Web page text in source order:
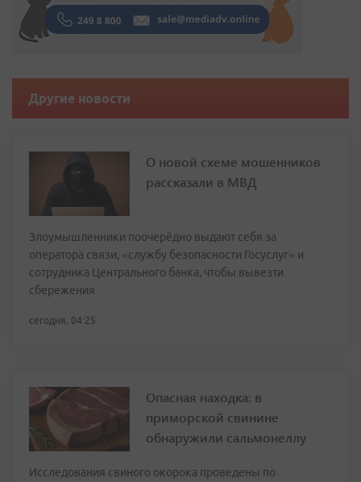
Другие новости
О новой схеме мошенников
рассказали в МВД
Злоумышленники поочерёдно выдают себя за
оператора связи, «службу безопасности Госуслуг» и
сотрудника Центрального банка, чтобы вывезти
сбережения
сегодня, 04:25
Опасная находка: в
приморской свинине
обнаружили сальмонеллу
Исследования свиного окорока проведены по